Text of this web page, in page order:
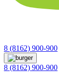
8 (8162) 900-900
8 (8162) 900-900